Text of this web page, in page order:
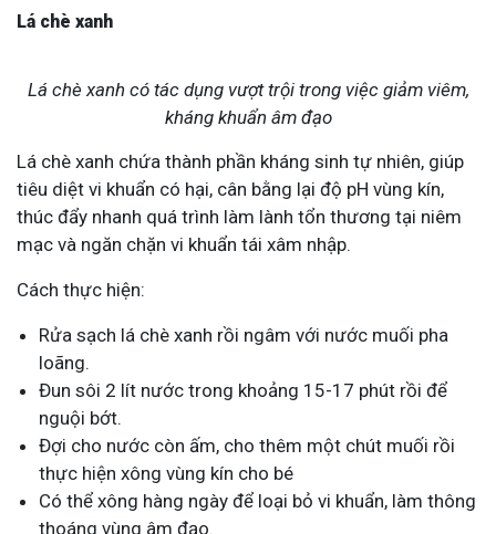
Lá chè xanh
Lá chè xanh có tác dụng vượt trội trong việc giảm viêm,
kháng khuẩn âm đạo
Lá chè xanh chứa thành phần kháng sinh tự nhiên, giúp
tiêu diệt vi khuẩn có hại, cân bằng lại độ pH vùng kín,
thúc đẩy nhanh quá trình làm lành tổn thương tại niêm
mạc và ngăn chặn vi khuẩn tái xâm nhập.
Cách thực hiện:
Rửa sạch lá chè xanh rồi ngâm với nước muối pha
loãng.
Đun sôi 2 lít nước trong khoảng 15-17 phút rồi để
nguội bớt.
Đợi cho nước còn ấm, cho thêm một chút muối rồi
thực hiện xông vùng kín cho bé
Có thể xông hàng ngày để loại bỏ vi khuẩn, làm thông
thoáng vùng âm đạo.